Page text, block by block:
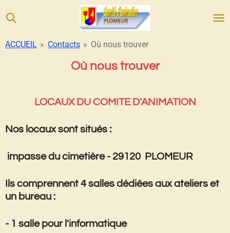
au
principal
ACCUEIL » Contacts » Où nous trouver
Où nous trouver
LOCAUX DU COMITE D'ANIMATION
Nos locaux sont situés :
impasse du cimetière - 29120 PLOMEUR
Ils comprennent 4 salles dédiées aux ateliers et
un bureau :
- 1 salle pour l'informatique